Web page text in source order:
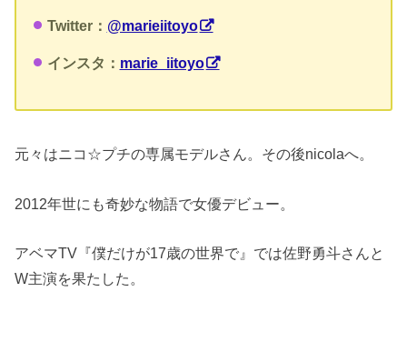
Twitter： @marieiitoyo
インスタ： marie_iitoyo
元々はニコ☆プチの専属モデルさん。その後nicolaへ。
2012年世にも奇妙な物語で女優デビュー。
アベマTV『僕だけが17歳の世界で』では佐野勇斗さんと
W主演を果たした。